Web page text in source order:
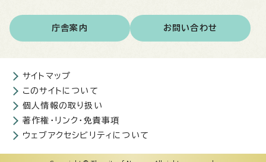
庁舎案内 お問い合わせ
サイトマップ
このサイトについて
個人情報の取り扱い
著作権・リンク・免責事項
ウェブアクセシビリティについて